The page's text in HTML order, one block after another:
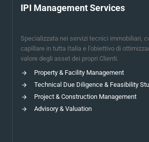
IPI Management Services
Specializzata nei servizi tecnici immobiliari,
capillare in tutta Italia e l’obiettivo di
valore degli asset dei propri Clienti.
Property & Facility Management
Technical Due Diligence & Feasibility
Project & Construction Management
Advisory & Valuation